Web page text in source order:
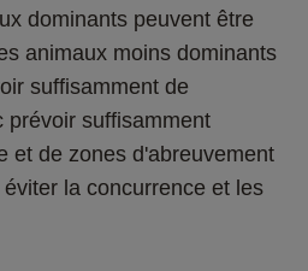
dominants peuvent être
animaux moins dominants
suffisamment de
prévoir suffisamment
et de zones d'abreuvement
la concurrence et les